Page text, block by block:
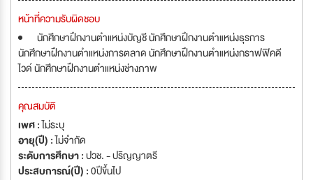
หน้าที่ความรับผิดชอบ
นักศึกษาฝึกงานตำแหน่งบัญชี นักศึกษาฝึกงานตำแหน่งธุรการ
นักศึกษาฝึกงานตำแหน่งการตลาด นักศึกษาฝึกงานตำแหน่งกราฟฟิคดี
ไวด์ นักศึกษาฝึกงานตำแหน่งช่างภาพ
คุณสมบัติ
เพศ :ไม่ระบุ
อายุ(ปี) :ไม่จำกัด
ระดับการศึกษา :ปวช. - ปริญญาตรี
ประสบการณ์(ปี) :0ปีขึ้นไป